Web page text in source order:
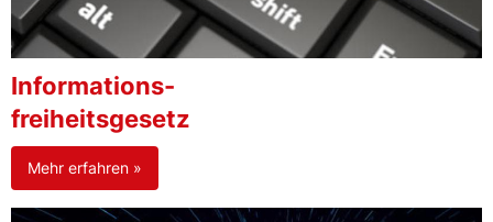
Informations-
freiheitsgesetz
Mehr erfahren »